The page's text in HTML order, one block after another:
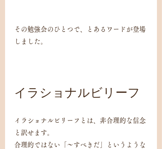
その勉強会のひとつで、とあるワードが登場
しました。
イラショナルビリーフ
イラショナルビリーフとは、非合理的な信念
と訳せます。
合理的ではない「〜すべきだ」というような